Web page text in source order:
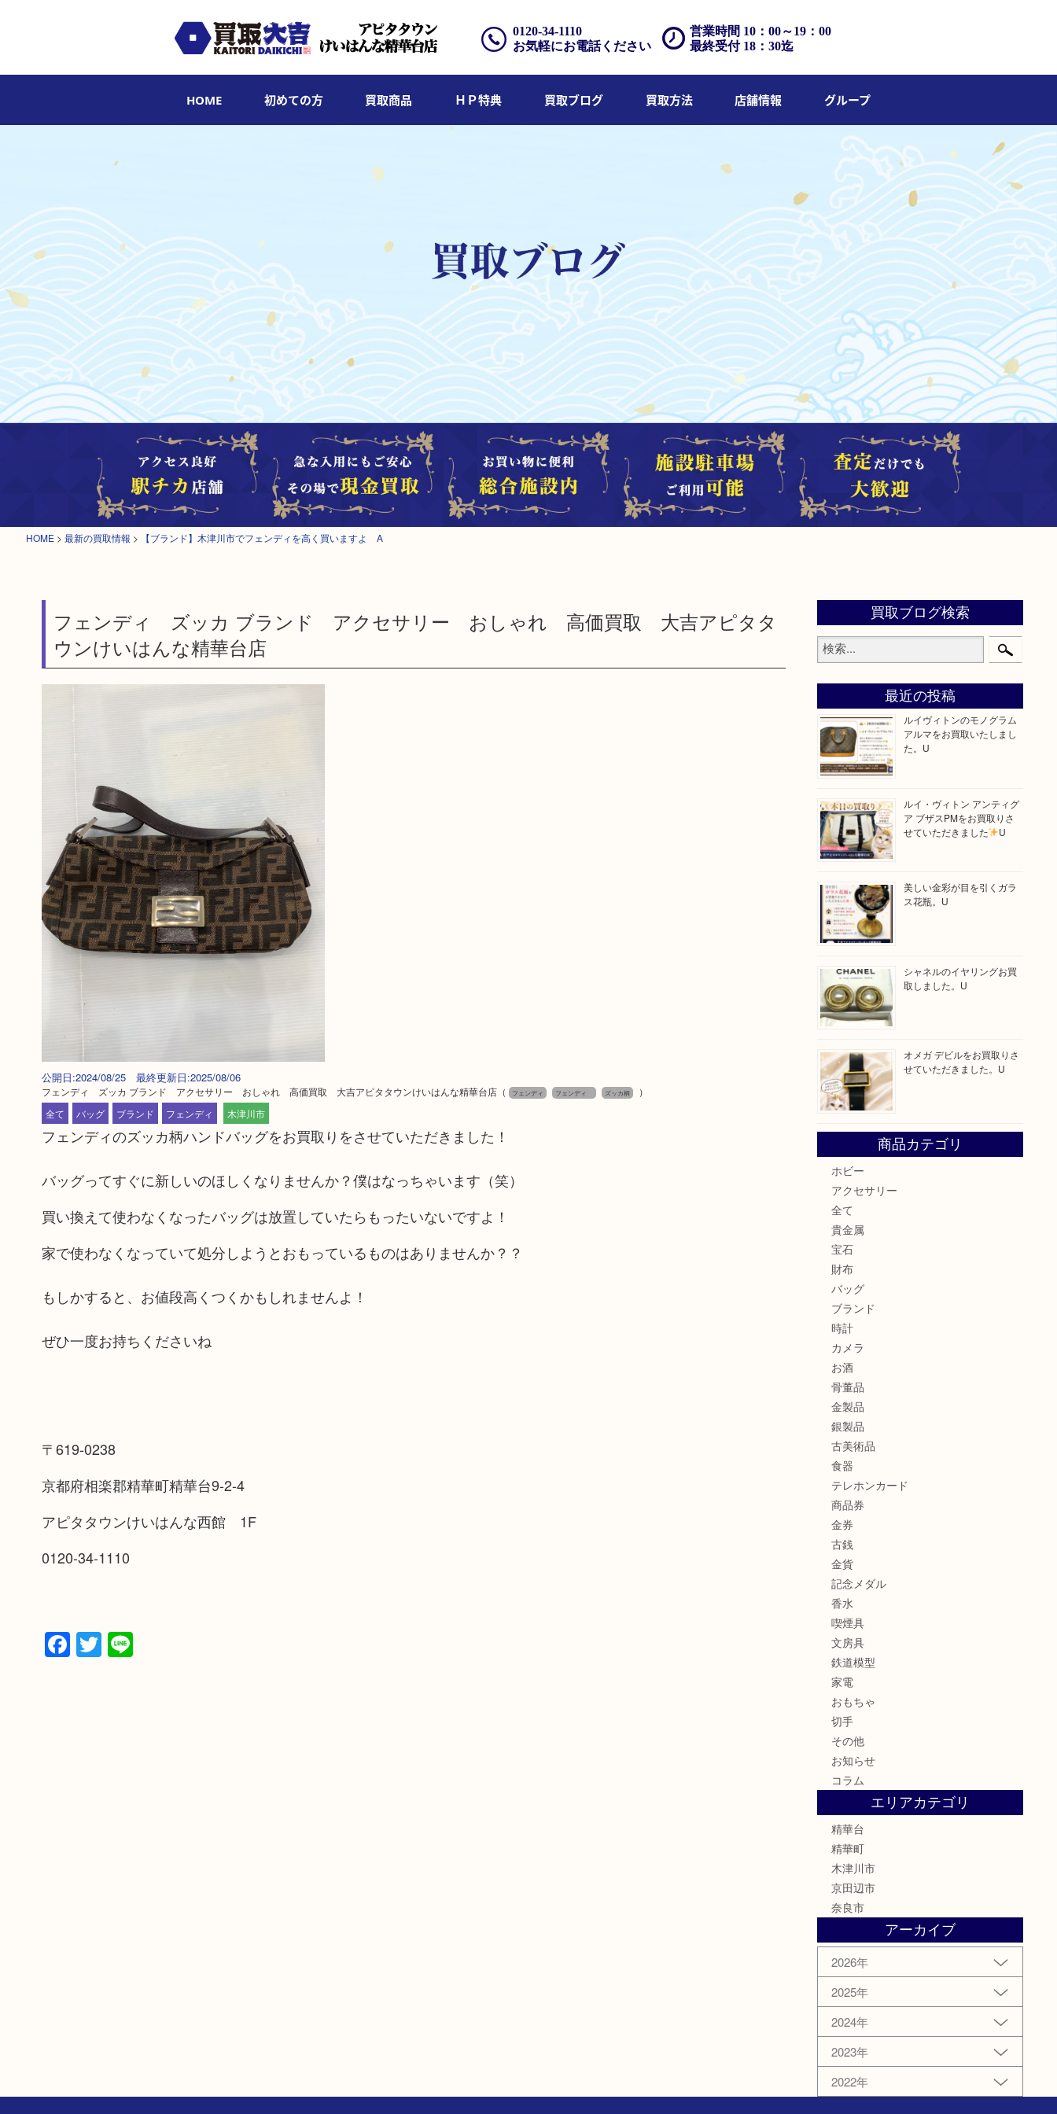
営業時間 10：00～19：00
最終受付 18：30迄
0120-34-1110
お気軽にお電話ください
HOME 初めての方 買取商品 ＨＰ特典 買取ブログ 買取方法 店舗情報 グループ
HOME > 最新の買取情報 > 【ブランド】木津川市でフェンディを高く買いますよ A
フェンディ ズッカ ブランド アクセサリー おしゃれ 高価買取 大吉アピタタ
ウンけいはんな精華台店
公開日:2024/08/25 最終更新日:2025/08/06
フェンディ ズッカ ブランド アクセサリー おしゃれ 高価買取 大吉アピタタウンけいはんな精華台店（ フェンディ フェンディ ズッカ柄
）
全て
バッグ ブランド フェンディ 木津川市
フェンディのズッカ柄ハンドバッグをお買取りをさせていただきました！
バッグってすぐに新しいのほしくなりませんか？僕はなっちゃいます（笑）
買い換えて使わなくなったバッグは放置していたらもったいないですよ！
家で使わなくなっていて処分しようとおもっているものはありませんか？？
もしかすると、お値段高くつくかもしれませんよ！
ぜひ一度お持ちくださいね
〒619-0238
京都府相楽郡精華町精華台9-2-4
アピタタウンけいはんな西館 1F
0120-34-1110
Facebook
Twitter
Line
買取ブログ検索
最近の投稿
ルイヴィトンのモノグラム
アルマをお買取いたしまし
た。U
ルイ・ヴィトン アンティグ
ア ブザスPMをお買取りさ
せていただきました
U
美しい金彩が目を引くガラ
ス花瓶。U
シャネルのイヤリングお買
取しました。U
オメガ デビルをお買取りさ
せていただきました。U
商品カテゴリ
ホビー
アクセサリー
全て
貴金属
宝石
財布
バッグ
ブランド
時計
カメラ
お酒
骨董品
金製品
銀製品
古美術品
食器
テレホンカード
商品券
金券
古銭
金貨
記念メダル
香水
喫煙具
文房具
鉄道模型
家電
おもちゃ
切手
その他
お知らせ
コラム
エリアカテゴリ
精華台
精華町
木津川市
京田辺市
奈良市
アーカイブ
2026年
2025年
2024年
2023年
2022年